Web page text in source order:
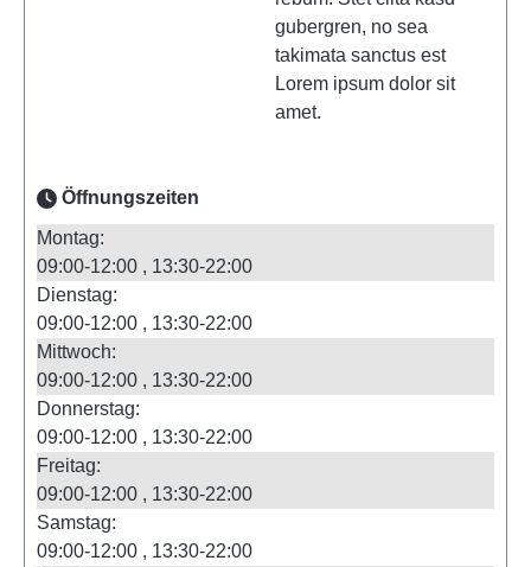
gubergren, no sea
takimata sanctus est
Lorem ipsum dolor sit
amet.
Öffnungszeiten
Montag:
09:00-12:00
13:30-22:00
Dienstag:
09:00-12:00
13:30-22:00
Mittwoch:
09:00-12:00
13:30-22:00
Donnerstag:
09:00-12:00
13:30-22:00
Freitag:
09:00-12:00
13:30-22:00
Samstag:
09:00-12:00
13:30-22:00